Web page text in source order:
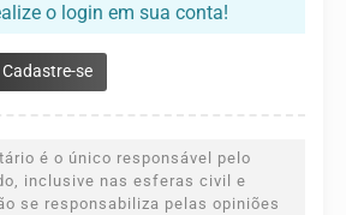
o login em sua conta!
Cadastre-se
é o único responsável pelo
inclusive nas esferas civil e
se responsabiliza pelas opiniões